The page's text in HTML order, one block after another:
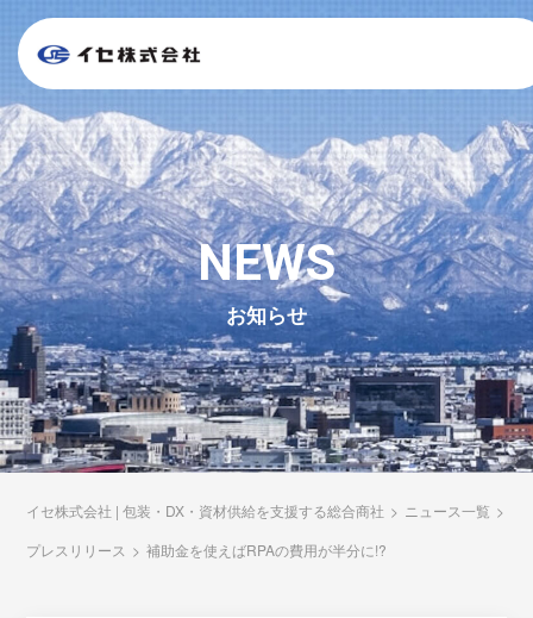
NEWS
お知らせ
イセ株式会社 | 包装・DX・資材供給を支援する総合商社 > ニュース一覧 >
プレスリリース > 補助金を使えばRPAの費用が半分に!?